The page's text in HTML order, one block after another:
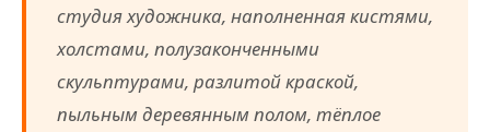
студия художника, наполненная кистями,
холстами, полузаконченными
скульптурами, разлитой краской,
пыльным деревянным полом, тёплое